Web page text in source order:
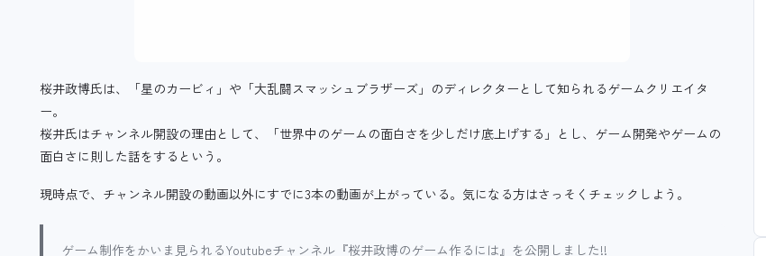
桜井政博氏は、「星のカービィ」や「大乱闘スマッシュブラザーズ」のディレクターとして知られるゲームクリエイタ
ー。
桜井氏はチャンネル開設の理由として、「世界中のゲームの面白さを少しだけ底上げする」とし、ゲーム開発やゲームの
面白さに則した話をするという。
現時点で、チャンネル開設の動画以外にすでに3本の動画が上がっている。気になる方はさっそくチェックしよう。
ゲーム制作をかいま見られるYoutubeチャンネル『桜井政博のゲーム作るには』を公開しました!!